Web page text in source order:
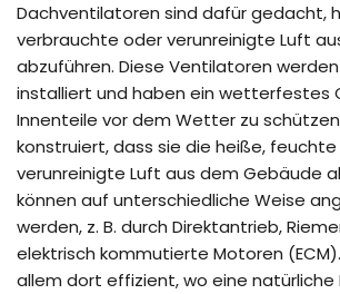
Dachventilatoren sind dafür gedacht,
verbrauchte oder verunreinigte Luft
abzuführen. Diese Ventilatoren
installiert und haben ein wetterfestes
Innenteile vor dem Wetter zu
konstruiert, dass sie die heiße,
verunreinigte Luft aus dem Gebäude
können auf unterschiedliche Weise
werden, z. B. durch Direktantrieb,
elektrisch kommutierte Motoren
allem dort effizient, wo eine natürliche